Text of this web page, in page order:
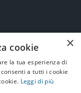
×
cookie
la tua esperienza di
a tutti i cookie
Leggi di più